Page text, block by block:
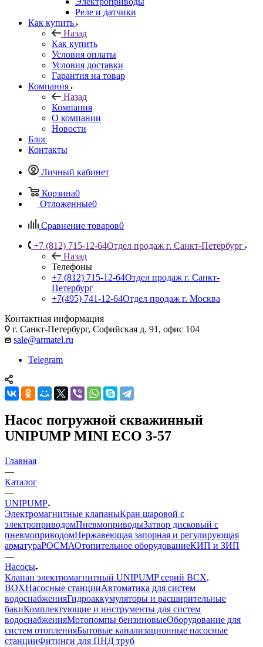
Реле и датчики
Как купить
Назад
Как купить
Условия оплаты
Условия доставки
Гарантия на товар
Компания
Назад
Компания
О компании
Новости
Блог
Контакты
Личный кабинет
Корзина0
Отложенные0
Сравнение товаров0
+7 (812) 715-12-64Отдел продаж г. Санкт-Петербург
Назад
Телефоны
+7 (812) 715-12-64Отдел продаж г. Санкт-
Петербург
+7(495) 741-12-64Отдел продаж г. Москва
Контактная информация
г. Санкт-Петербург, Софийская д. 91, офис 104
sale@armatel.ru
Telegram
Насос погружной скважинный
UNIPUMP MINI ECO 3-57
Главная
—
Каталог
—
UNIPUMP
Электромагнитные клапаныКран шаровой с
электроприводомПневмоприводыЗатвор дисковый с
пневмоприводомНержавеющая запорная и регулирующая
арматураРОСМАОтопительное оборудованиеКИП и ЗИП
—
Насосы
Клапан электромагнитный UNIPUMP серий BCX,
BOXНасосные станцииАвтоматика для систем
водоснабженияГидроаккумуляторы и расширительные
бакиКомплектующие и инструменты для систем
водоснабженияМотопомпы бензиновыеОборудование для
систем отопленияБытовые канализационные насосные
станцииФитинги для ПНД труб